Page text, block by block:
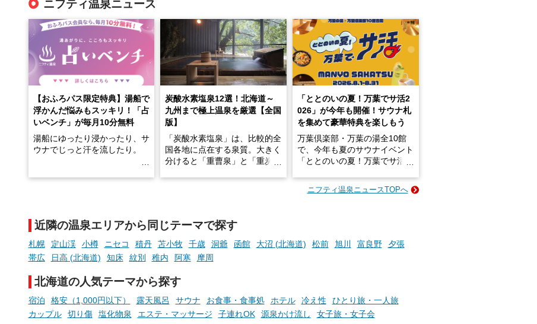
ニフティ温泉ニュース
【おふろパス限定特典】湯船で
浮かんだ悩みもスッキリ！「占
いベンチ」が毎月10分無料
湯船にゆったり浸かったり、サ
ウナでじっと汗を流したり。
た「これからのこと」や「ちょ
っとした悩み」が、頭に浮かん
でくることはありませんか？
お風呂でリラックスしているか
らこそ向き合える、大切な自分
の本音。
炭酸水素塩泉12選！北海道～
九州まで極上温泉を厳選【全国
版】
「炭酸水素塩泉」は、比較的全
国各地に点在する泉質。大きく
分けると「重曹泉」と「重炭酸
す。
今回は筆者自ら入浴した中か
ら、日本各地にある炭酸水素塩
日帰り入浴可能で、源泉かけ流
しと泉質の良さにこだわりつ
つ、万人におすすめしたい施設
を厳選しました。
「ととのいの夏！万葉でサ活2
026」が今年も開催！サウナ札
を集めて豪華特典を楽しもう
万葉倶楽部・万葉の湯全10館
で、今年も夏のサウナイベント
「ととのいの夏！万葉でサ活2
2026年8月1日（土）～8月31
札」を集めることで、オリジナ
ルグッズや無料券などの特典と
ュやアウフグースなど、サウナ
好きにはたまらない多彩なイベ
ントも予定されています。ぜひ
ニフティ温泉ニュースTOPへ
近隣の温泉エリアから同じテーマで探す
札幌 定山渓 小樽 ニセコ 積丹 苫小牧 千歳 洞爺 函館 大沼 (北海道) 松前 旭川 富良野
夕張
帯広
日高 (北海道) 知床 紋別 稚内 阿寒 摩周
北海道の人気テーマから探す
宿泊 格安（1,000円以下） 露天風呂 サウナ お食事・食事処 ホテル 冷え性
ひとり旅・一人旅
カップル
切り傷 塩化物泉 エステ・マッサージ 子連れOK 源泉かけ流し 女子旅・女子会